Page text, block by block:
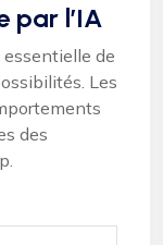
par l’IA
essentielle de
Les
des